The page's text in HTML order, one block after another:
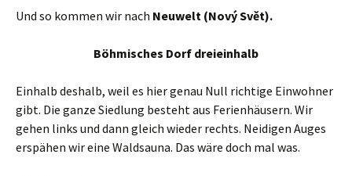
Und so kommen wir nach Neuwelt (Nový Svět).
Böhmisches Dorf dreieinhalb
Einhalb deshalb, weil es hier genau Null richtige Einwohner
gibt. Die ganze Siedlung besteht aus Ferienhäusern. Wir
gehen links und dann gleich wieder rechts. Neidigen Auges
erspähen wir eine Waldsauna. Das wäre doch mal was.